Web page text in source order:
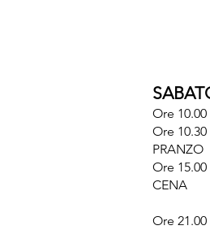
Ore
Ore
PRANZO
Ore
CENA
Ore